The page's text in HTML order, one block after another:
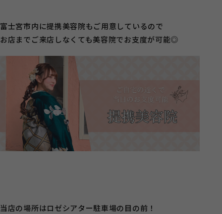
富士宮市内に提携美容院もご用意しているので
お店までご来店しなくても美容院でお支度が可能◎
当店の場所はロゼシアター駐車場の目の前！